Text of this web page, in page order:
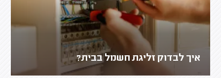
איך לבדוק זליגת חשמל בבית?